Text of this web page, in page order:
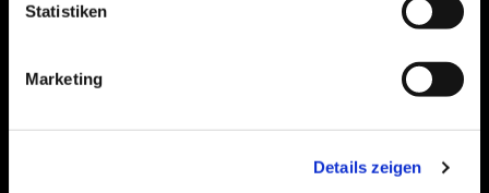
Statistiken
Marketing
Details zeigen
Bogenstraße 4A
um diese Karte anzuzeigen.